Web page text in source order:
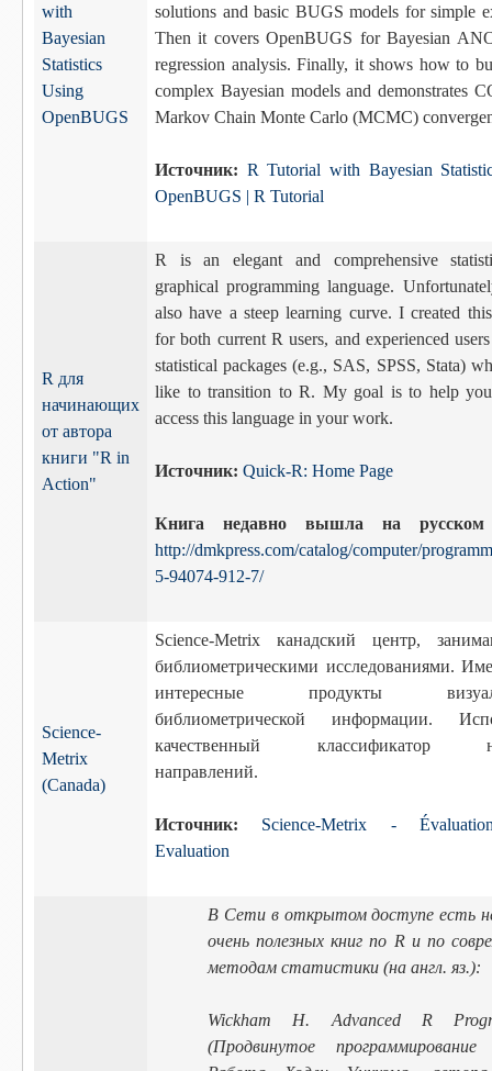
with
Bayesian
Statistics
Using
OpenBUGS
solutions and basic BUGS models for simple
Then it covers OpenBUGS for Bayesian
regression analysis. Finally, it shows how to
complex Bayesian models and demonstrates
Markov Chain Monte Carlo (MCMC)
Источник: R Tutorial with Bayesian
OpenBUGS | R Tutorial
R для
начинающих
от автора
книги "R in
Action"
R is an elegant and comprehensive
graphical programming language.
also have a steep learning curve. I created
for both current R users, and experienced
statistical packages (e.g., SAS, SPSS, Stata)
like to transition to R. My goal is to help
access this language in your work.
Источник: Quick-R: Home Page
Книга недавно вышла на русском
http://dmkpress.com/catalog/computer/
5-94074-912-7/
Science-
Metrix
(Canada)
Science-Metrix канадский центр,
библиометрическими исследованиями.
интересные продукты
библиометрической информации.
качественный классификатор
направлений.
Источник:
Science-Metrix -
Evaluation
В Сети в открытом доступе есть
очень полезных книг по R и по
методам статистики (на англ. яз.):
Wickham H. Advanced R
(Продвинутое